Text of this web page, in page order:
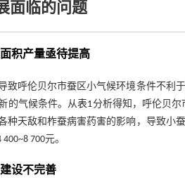
面临的问题
积产量亟待提高
致呼伦贝尔市蚕区小气候环境条件不
的气候条件。从表1分析得知，呼伦贝尔
种天敌和柞蚕病害药害的影响，导致小
700元。
设不完善